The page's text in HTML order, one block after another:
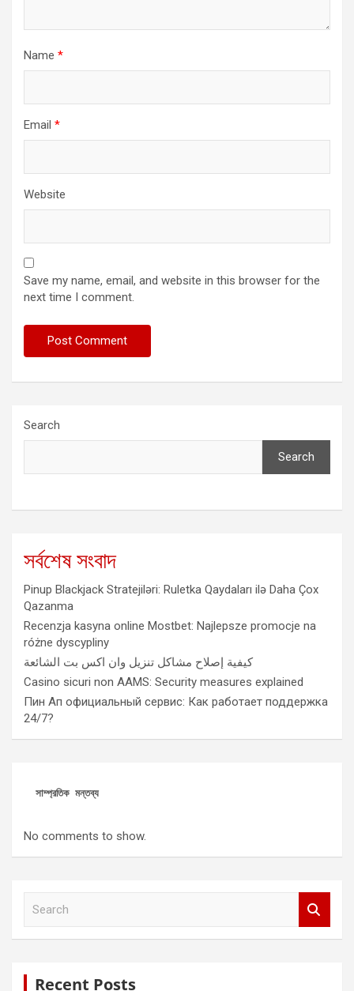
Name *
Email *
Website
Save my name, email, and website in this browser for the
next time I comment.
Search
Search
সর্বশেষ সংবাদ
Pinup Blackjack Stratejiləri: Ruletka Qaydaları ilə Daha Çox
Qazanma
Recenzja kasyna online Mostbet: Najlepsze promocje na
różne dyscypliny
كيفية إصلاح مشاكل تنزيل وان اكس بت الشائعة
Casino sicuri non AAMS: Security measures explained
Пин Ап официальный сервис: Как работает поддержка
24/7?
সাম্প্রতিক মন্তব্য
No comments to show.
Recent Posts